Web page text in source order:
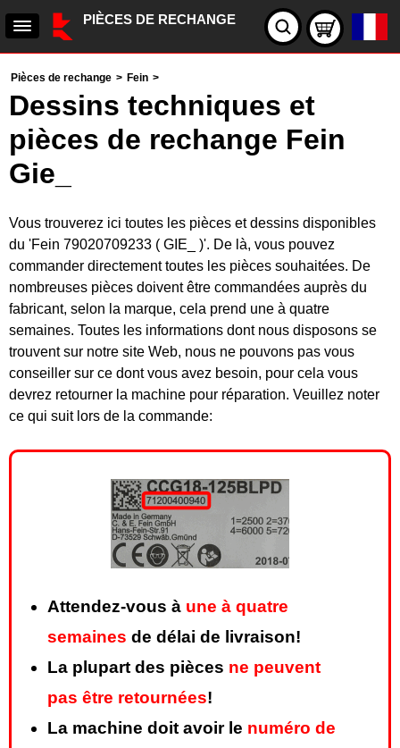
PIÈCES DE RECHANGE
Pièces de rechange > Fein >
Dessins techniques et
pièces de rechange Fein
Gie_
Vous trouverez ici toutes les pièces et dessins disponibles
du 'Fein 79020709233 ( GIE_ )'. De là, vous pouvez
commander directement toutes les pièces souhaitées. De
nombreuses pièces doivent être commandées auprès du
fabricant, selon la marque, cela prend une à quatre
semaines. Toutes les informations dont nous disposons se
trouvent sur notre site Web, nous ne pouvons pas vous
conseiller sur ce dont vous avez besoin, pour cela vous
devrez retourner la machine pour réparation. Veuillez noter
ce qui suit lors de la commande:
Attendez-vous à une à quatre
semaines de délai de livraison!
La plupart des pièces ne peuvent
pas être retournées!
La machine doit avoir le numéro de